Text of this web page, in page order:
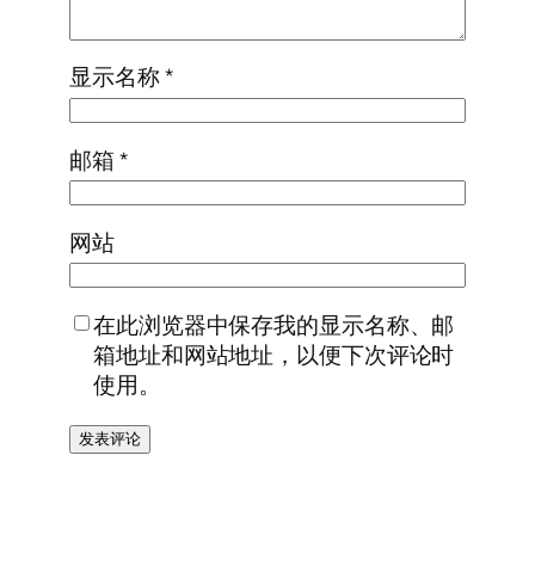
显示名称*
邮箱*
网站
在此浏览器中保存我的显示名称、邮
箱地址和网站地址，以便下次评论时
使用。